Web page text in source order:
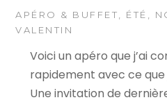
APÉRO & BUFFET, ÉTÉ ,
VALENTIN
Voici un apéro que j’ai
rapidement avec ce que
Une invitation de